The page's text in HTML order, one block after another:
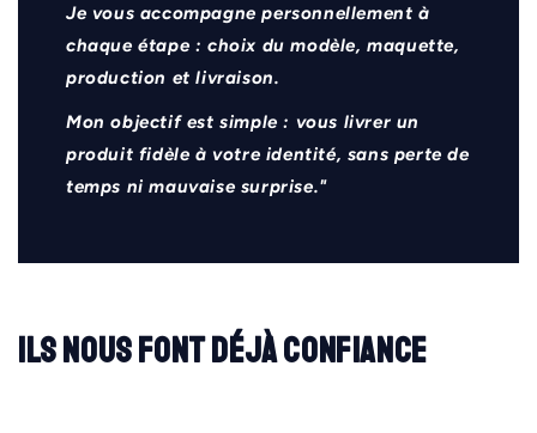
Je vous accompagne personnellement à
chaque étape : choix du modèle, maquette,
production et livraison.
Mon objectif est simple : vous livrer un
produit fidèle à votre identité, sans perte de
temps ni mauvaise surprise."
Ils nous font déjà confiance